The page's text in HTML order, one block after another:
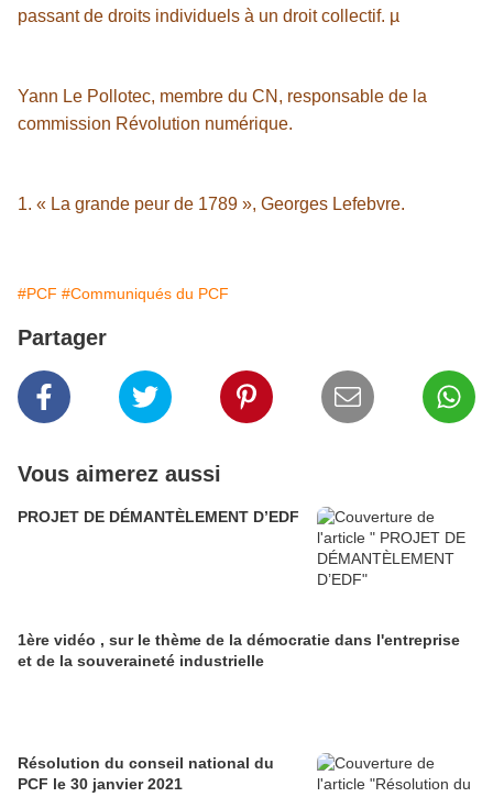
passant de droits individuels à un droit collectif. µ
Yann Le Pollotec, membre du CN, responsable de la
commission Révolution numérique.
1. « La grande peur de 1789 », Georges Lefebvre.
#PCF #Communiqués du PCF
Partager
Vous aimerez aussi
PROJET DE DÉMANTÈLEMENT D’EDF
1ère vidéo , sur le thème de la démocratie dans l'entreprise
et de la souveraineté industrielle
Résolution du conseil national du
PCF le 30 janvier 2021